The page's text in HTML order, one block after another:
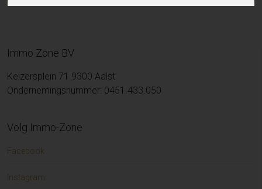
Immo Zone BV
Keizersplein 71 9300 Aalst
Ondernemingsnummer: 0451.433.050
Volg Immo-Zone
Facebook
Instagram